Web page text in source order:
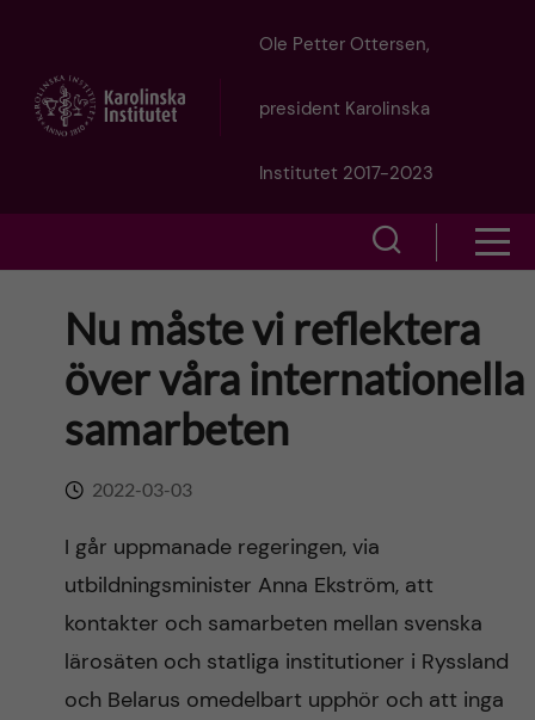
t
Ole Petter Ottersen,
president Karolinska
Institutet 2017-2023
o
w
c
h
f
Nu måste vi reflektera
över våra internationella
samarbeten
2022-03-03
I går uppmanade regeringen, via
utbildningsminister Anna Ekström, att
kontakter och samarbeten mellan svenska
lärosäten och statliga institutioner i Ryssland
och Belarus omedelbart upphör och att inga